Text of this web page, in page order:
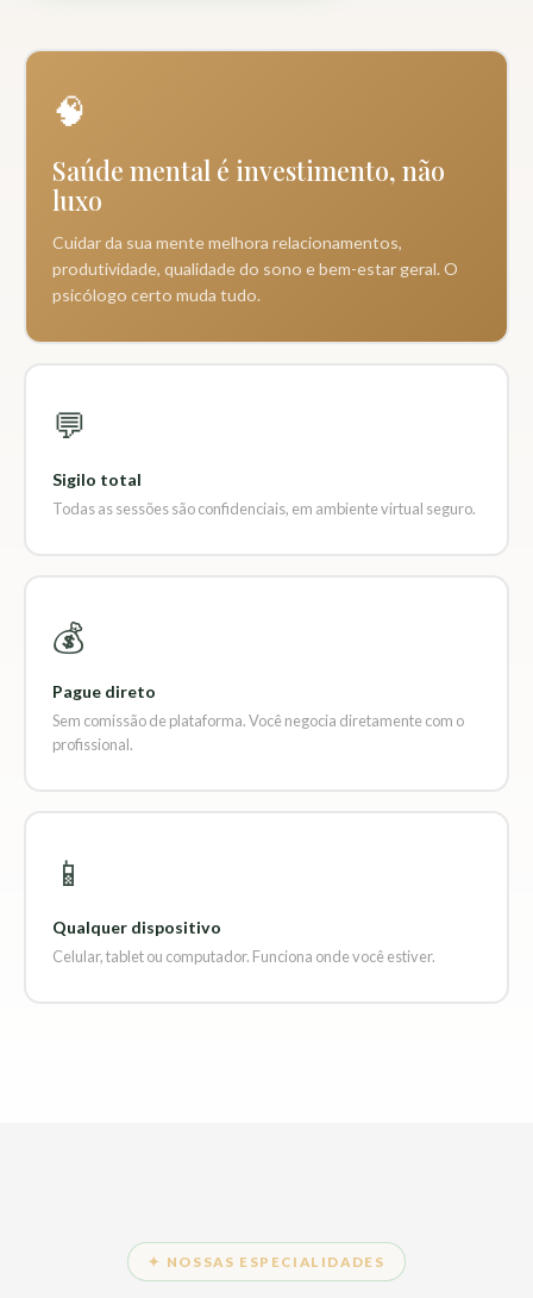
🧠
Saúde mental é investimento, não
luxo
Cuidar da sua mente melhora relacionamentos,
produtividade, qualidade do sono e bem-estar geral. O
psicólogo certo muda tudo.
💬
Sigilo total
Todas as sessões são confidenciais, em ambiente virtual seguro.
💰
Pague direto
Sem comissão de plataforma. Você negocia diretamente com o
profissional.
📱
Qualquer dispositivo
Celular, tablet ou computador. Funciona onde você estiver.
✦ NOSSAS ESPECIALIDADES